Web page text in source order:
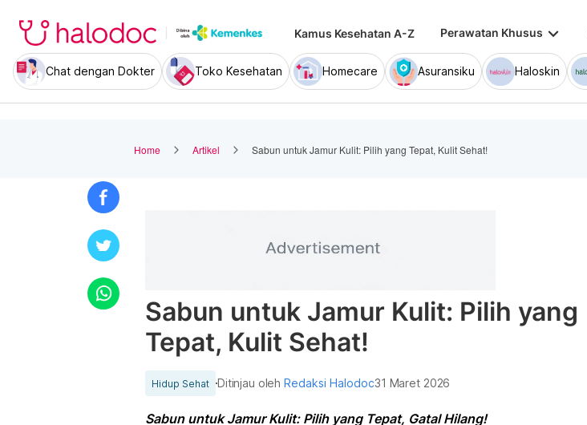
Kamus Kesehatan A-Z Perawatan Khusus keyboard_arrow_down
Chat dengan Dokter Toko Kesehatan Homecare Asuransiku Haloskin
Home Artikel Sabun untuk Jamur Kulit: Pilih yang Tepat, Kulit Sehat!
Sabun untuk Jamur Kulit: Pilih yang
Tepat, Kulit Sehat!
Hidup Sehat Ditinjau olehRedaksi Halodoc31 Maret 2026
Sabun untuk Jamur Kulit: Pilih yang Tepat, Gatal Hilang!